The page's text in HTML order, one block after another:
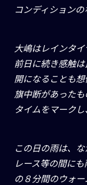
コンディションの
大嶋はレインタ
前日に続き感触
開になることも
旗中断があった
タイムをマークし、
この日の雨は、
レース等の間に
の８分間のウォ